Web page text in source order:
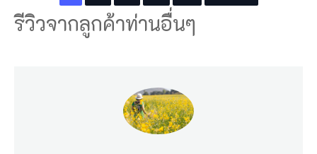
รีวิวจากลูกค้าท่านอื่นๆ